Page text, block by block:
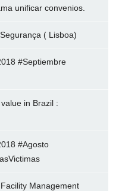
unificar convenios.
( Lisboa)
#Septiembre
in Brazil :
#Agosto
Management